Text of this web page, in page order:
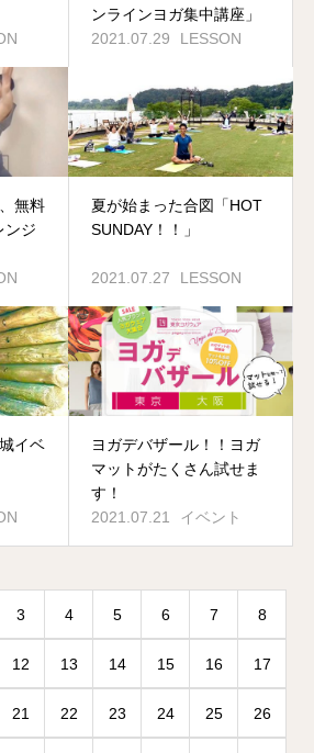
ンラインヨガ集中講座」
2021.07.29
LESSON
無料
ンジ
夏が始まった合図「HOT
SUNDAY！！」
2021.07.27 LESSON
イベ
ヨガデバザール！！ヨガ
マットがたくさん試せま
す！
2021.07.21
イベント
3 4 5 6 7 8
12 13 14 15 16 17
21 22 23 24 25 26